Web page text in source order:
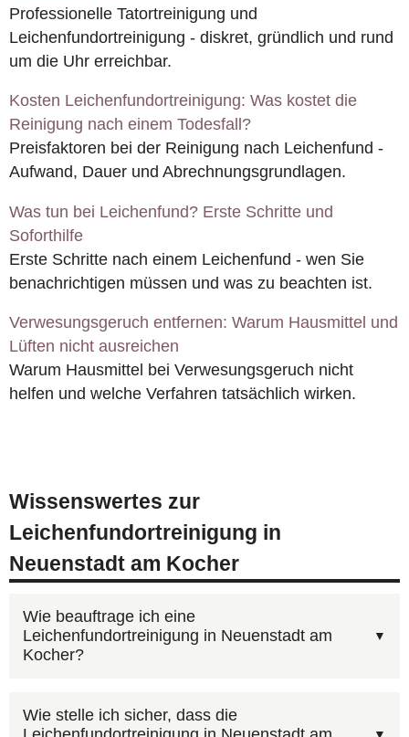
Professionelle Tatortreinigung und
Leichenfundortreinigung - diskret, gründlich und rund
um die Uhr erreichbar.
Kosten Leichenfundortreinigung: Was kostet die
Reinigung nach einem Todesfall?
Preisfaktoren bei der Reinigung nach Leichenfund -
Aufwand, Dauer und Abrechnungsgrundlagen.
Was tun bei Leichenfund? Erste Schritte und
Soforthilfe
Erste Schritte nach einem Leichenfund - wen Sie
benachrichtigen müssen und was zu beachten ist.
Verwesungsgeruch entfernen: Warum Hausmittel und
Lüften nicht ausreichen
Warum Hausmittel bei Verwesungsgeruch nicht
helfen und welche Verfahren tatsächlich wirken.
Wissenswertes zur
Leichenfundortreinigung in
Neuenstadt am Kocher
Wie beauftrage ich eine
Leichenfundortreinigung in Neuenstadt am
Kocher?
Am schnellsten geht es telefonisch:
Wie stelle ich sicher, dass die